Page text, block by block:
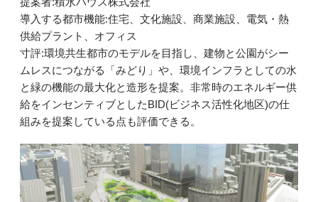
導入する都市機能:住宅、文化施設、商業施設、電気・熱
供給プラント、オフィス
寸評:環境共生都市のモデルを目指し、建物と公園がシー
ムレスにつながる「みどり」や、環境インフラとしての水
と緑の機能の最大化と造形を提案。非常時のエネルギー供
給をインセンティブとしたBID(ビジネス活性化地区)の仕
組みを提案している点も評価できる。